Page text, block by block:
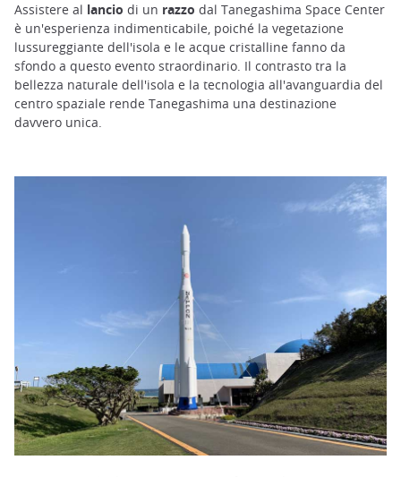
Assistere al lancio di un razzo dal Tanegashima Space Center
è un'esperienza indimenticabile, poiché la vegetazione
lussureggiante dell'isola e le acque cristalline fanno da
sfondo a questo evento straordinario. Il contrasto tra la
bellezza naturale dell'isola e la tecnologia all'avanguardia del
centro spaziale rende Tanegashima una destinazione
davvero unica.